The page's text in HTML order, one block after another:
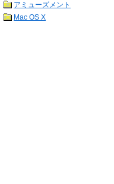
アミューズメント
Mac OS X